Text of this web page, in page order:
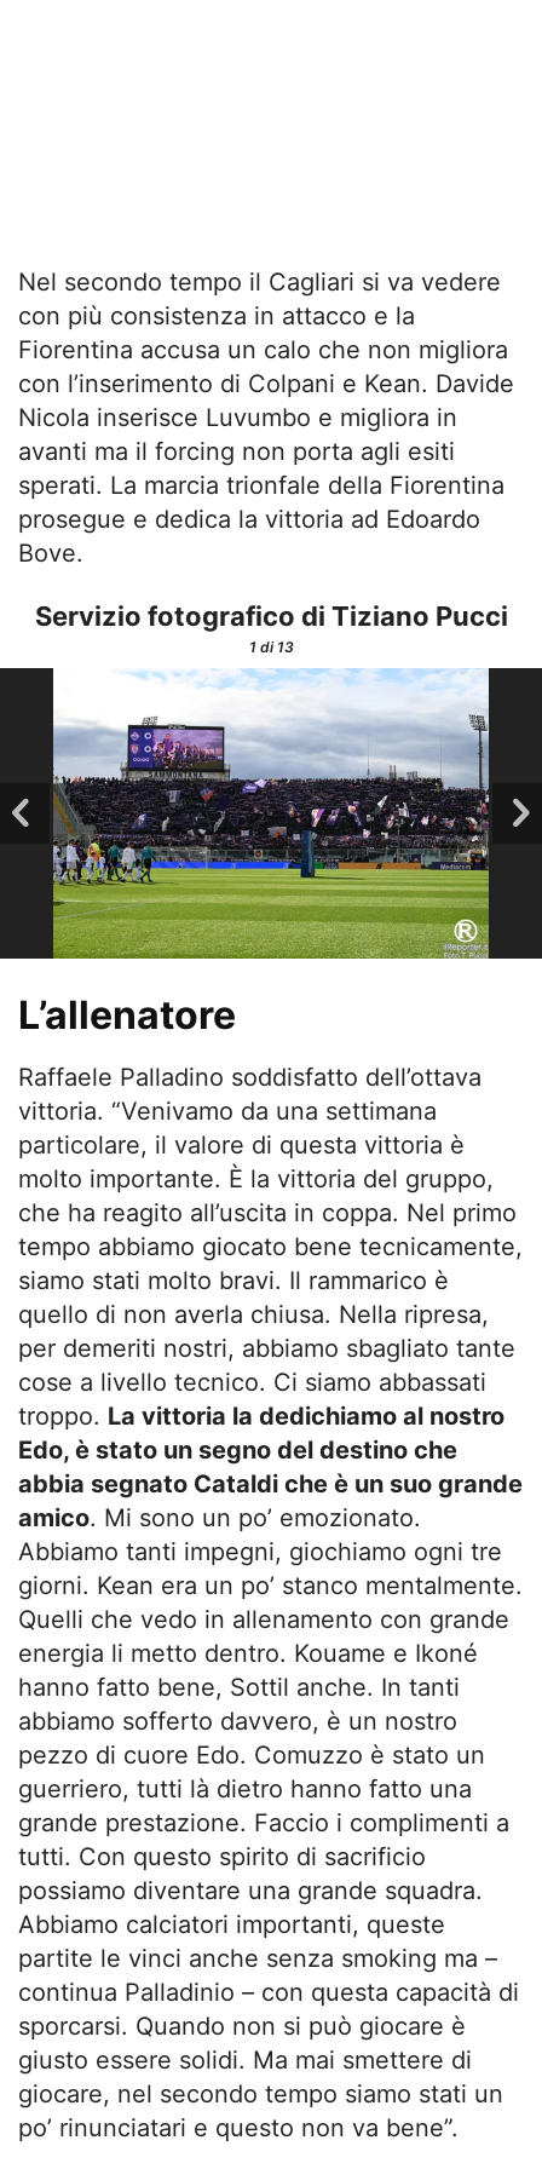
Nel secondo tempo il Cagliari si va vedere
con più consistenza in attacco e la
Fiorentina accusa un calo che non migliora
con l’inserimento di Colpani e Kean. Davide
Nicola inserisce Luvumbo e migliora in
avanti ma il forcing non porta agli esiti
sperati. La marcia trionfale della Fiorentina
prosegue e dedica la vittoria ad Edoardo
Bove.
Servizio fotografico di Tiziano Pucci
1di 13
L’allenatore
Raffaele Palladino soddisfatto dell’ottava
vittoria. “Venivamo da una settimana
particolare, il valore di questa vittoria è
molto importante. È la vittoria del gruppo,
che ha reagito all’uscita in coppa. Nel primo
tempo abbiamo giocato bene tecnicamente,
siamo stati molto bravi. Il rammarico è
quello di non averla chiusa. Nella ripresa,
per demeriti nostri, abbiamo sbagliato tante
cose a livello tecnico. Ci siamo abbassati
troppo. La vittoria la dedichiamo al nostro
Edo, è stato un segno del destino che
abbia segnato Cataldi che è un suo grande
amico. Mi sono un po’ emozionato.
Abbiamo tanti impegni, giochiamo ogni tre
giorni. Kean era un po’ stanco mentalmente.
Quelli che vedo in allenamento con grande
energia li metto dentro. Kouame e Ikoné
hanno fatto bene, Sottil anche. In tanti
abbiamo sofferto davvero, è un nostro
pezzo di cuore Edo. Comuzzo è stato un
guerriero, tutti là dietro hanno fatto una
grande prestazione. Faccio i complimenti a
tutti. Con questo spirito di sacrificio
possiamo diventare una grande squadra.
Abbiamo calciatori importanti, queste
partite le vinci anche senza smoking ma –
continua Palladinio – con questa capacità di
sporcarsi. Quando non si può giocare è
giusto essere solidi. Ma mai smettere di
giocare, nel secondo tempo siamo stati un
po’ rinunciatari e questo non va bene”.